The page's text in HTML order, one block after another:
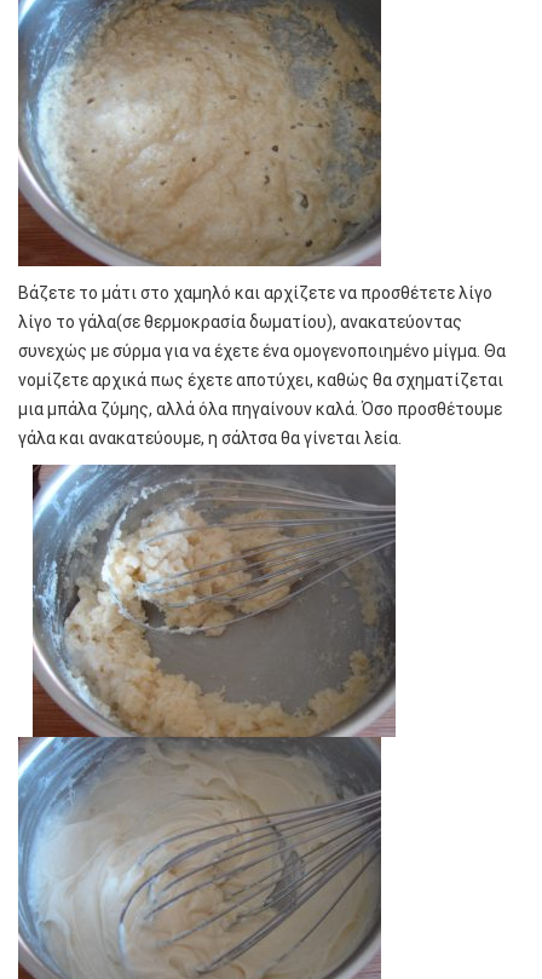
Βάζετε το μάτι στο χαμηλό και αρχίζετε να προσθέτετε λίγο
λίγο το γάλα(σε θερμοκρασία δωματίου), ανακατεύοντας
συνεχώς με σύρμα για να έχετε ένα ομογενοποιημένο μίγμα. Θα
νομίζετε αρχικά πως έχετε αποτύχει, καθώς θα σχηματίζεται
μια μπάλα ζύμης, αλλά όλα πηγαίνουν καλά. Όσο προσθέτουμε
γάλα και ανακατεύουμε, η σάλτσα θα γίνεται λεία.